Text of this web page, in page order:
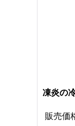
凍炎の
販売価